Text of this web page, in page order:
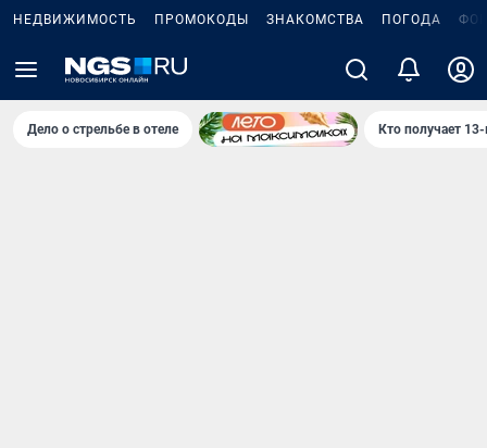
НЕДВИЖИМОСТЬ ПРОМОКОДЫ ЗНАКОМСТВА ПОГОДА
Дело о стрельбе в отеле Кто получает